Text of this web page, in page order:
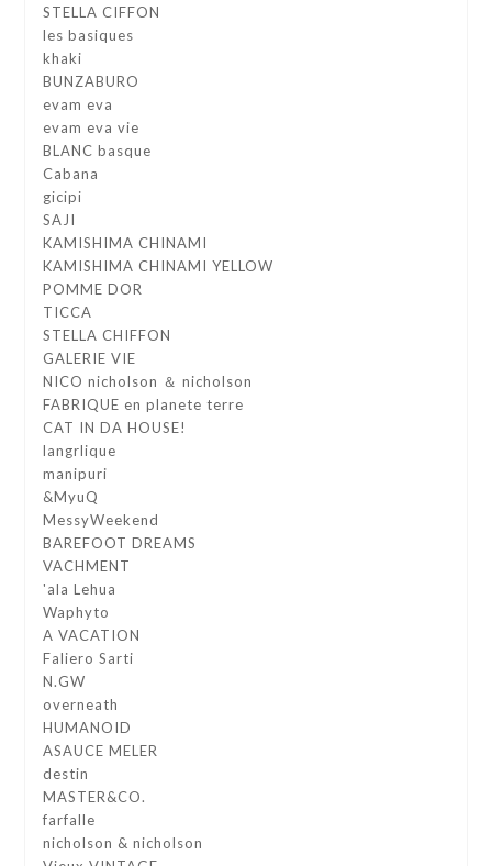
STELLA CIFFON
les basiques
khaki
BUNZABURO
evam eva
evam eva vie
BLANC basque
Cabana
gicipi
SAJI
KAMISHIMA CHINAMI
KAMISHIMA CHINAMI YELLOW
POMME DOR
TICCA
STELLA CHIFFON
GALERIE VIE
NICO nicholson ＆ nicholson
FABRIQUE en planete terre
CAT IN DA HOUSE!
langrlique
manipuri
&MyuQ
MessyWeekend
BAREFOOT DREAMS
VACHMENT
'ala Lehua
Waphyto
A VACATION
Faliero Sarti
N.GW
overneath
HUMANOID
ASAUCE MELER
destin
MASTER&CO.
farfalle
nicholson & nicholson